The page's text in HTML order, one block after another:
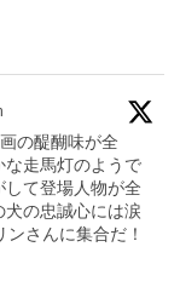
の醍醐味が全
な走馬灯のようで
て登場人物が全
犬の忠誠心には涙
さんに集合だ！